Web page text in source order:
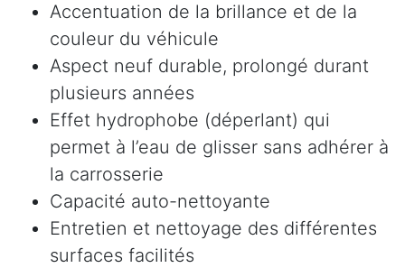
Accentuation de la brillance et de la
couleur du véhicule
Aspect neuf durable, prolongé durant
plusieurs années
Effet hydrophobe (déperlant) qui
permet à l’eau de glisser sans adhérer à
la carrosserie
Capacité auto-nettoyante
Entretien et nettoyage des différentes
surfaces facilités